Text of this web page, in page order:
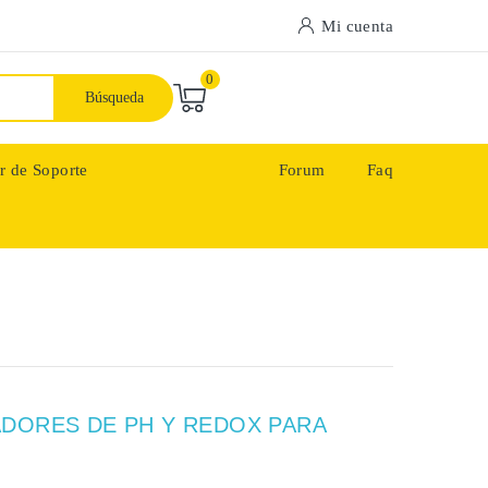
Mi cuenta
Búsqueda
0
de Soporte Forum Faq
DE PH Y REDOX PARA